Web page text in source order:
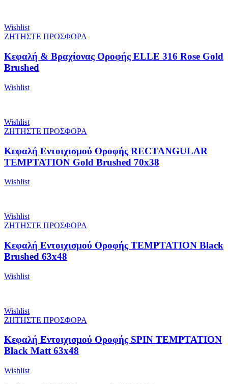
Wishlist
ΖΗΤΗΣΤΕ ΠΡΟΣΦΟΡΑ
Κεφαλή & Βραχίονας Οροφής ELLE 316 Rose Gold
Brushed
Wishlist
Wishlist
ΖΗΤΗΣΤΕ ΠΡΟΣΦΟΡΑ
Κεφαλή Εντοιχισμού Οροφής RECTANGULAR
TEMPTATION Gold Brushed 70x38
Wishlist
Wishlist
ΖΗΤΗΣΤΕ ΠΡΟΣΦΟΡΑ
Κεφαλή Εντοιχισμού Οροφής TEMPTATION Black
Brushed 63x48
Wishlist
Wishlist
ΖΗΤΗΣΤΕ ΠΡΟΣΦΟΡΑ
Κεφαλή Εντοιχισμού Οροφής SPIN TEMPTATION
Black Matt 63x48
Wishlist